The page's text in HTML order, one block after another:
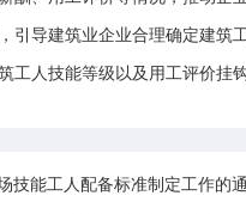
引导建筑业企业合理确定建筑
工人技能等级以及用工评价挂钩
技能工人配备标准制定工作的